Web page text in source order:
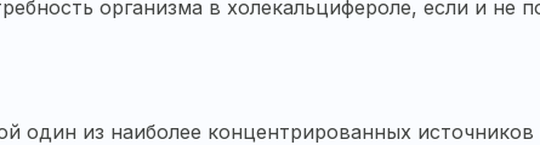
организма в холекальцифероле, если и не
один из наиболее концентрированных источников